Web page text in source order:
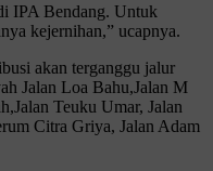
IPA Bendang. Untuk
kejernihan,” ucapnya.
akan terganggu jalur
Jalan Loa Bahu,Jalan M
Teuku Umar, Jalan
Citra Griya, Jalan Adam